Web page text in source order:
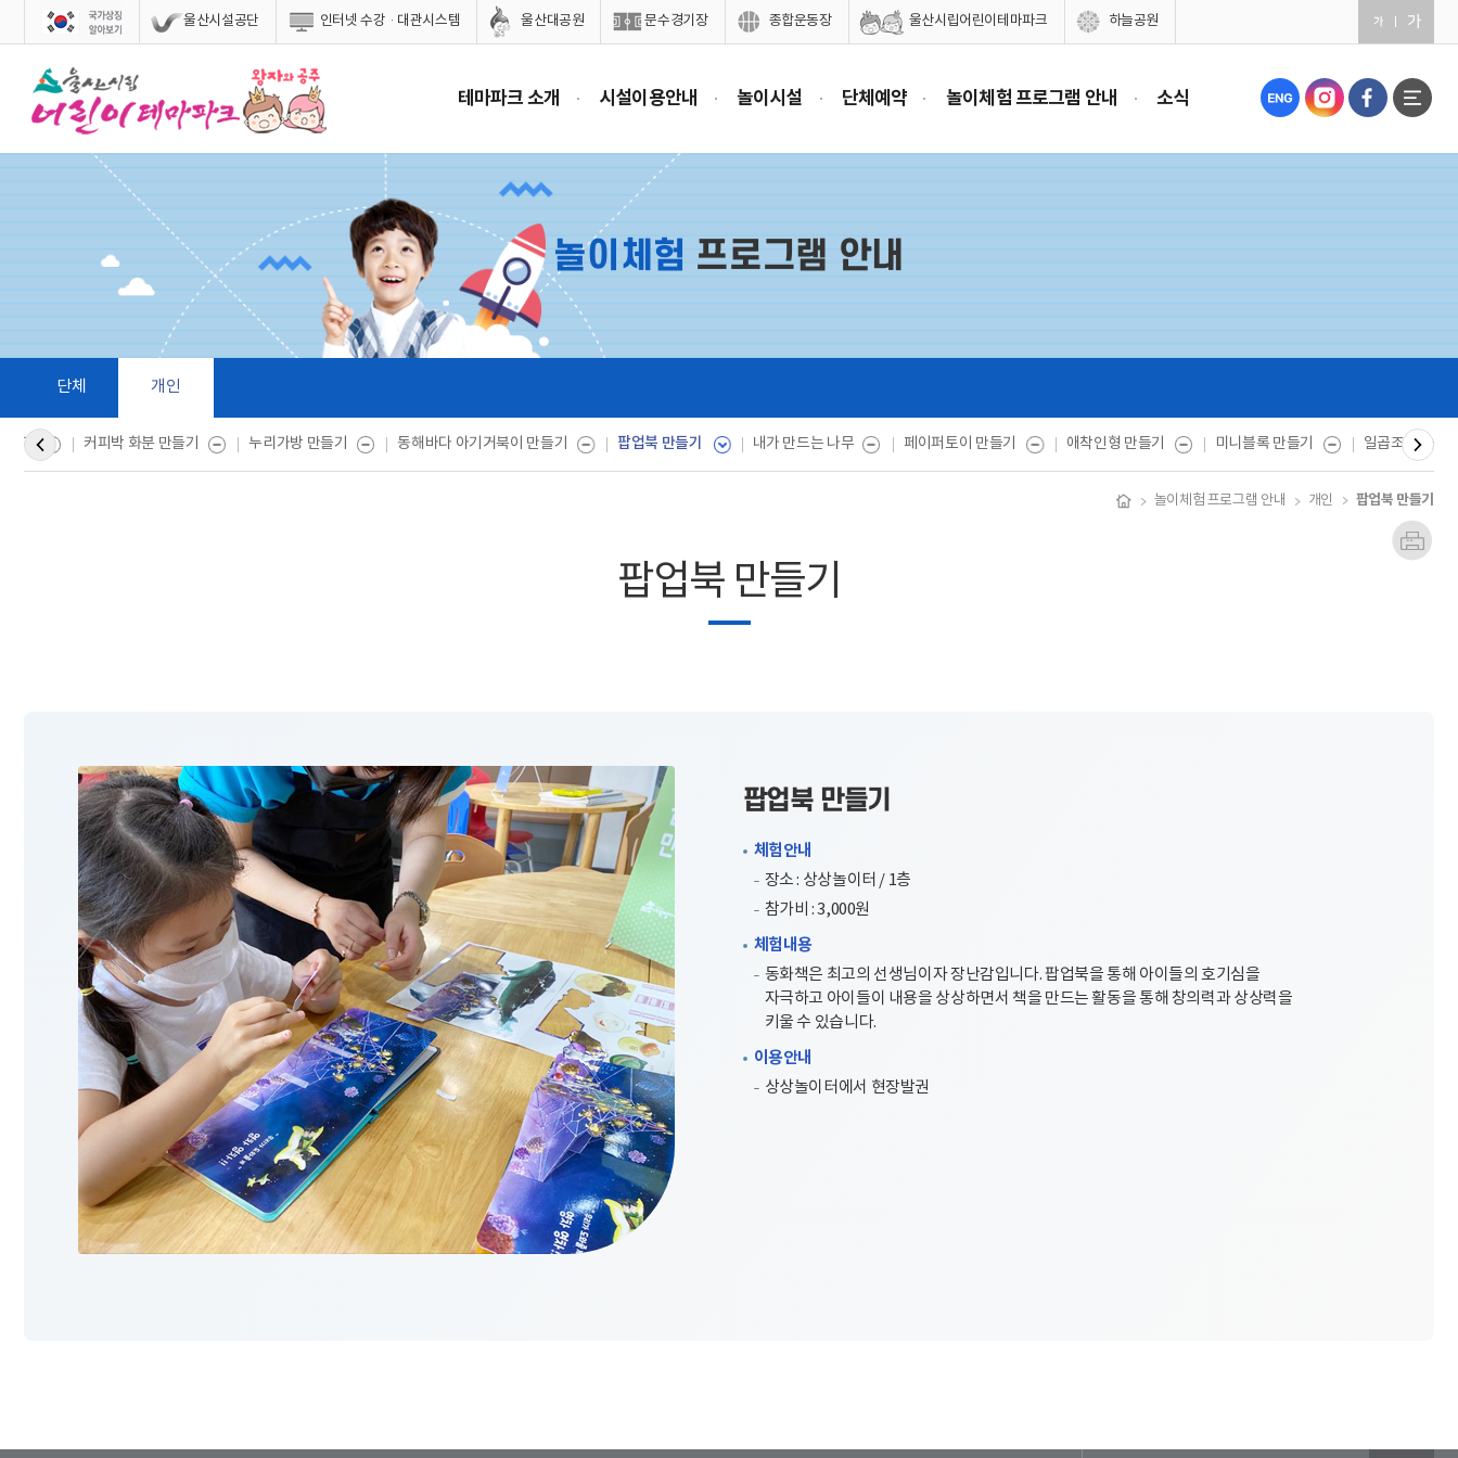
스킵네비게이션 울산시설공단 인터넷 수강·대관시스템 울산대공원 문수경기장 종합운동장 울산시립어린이테마파크 하늘공원
테마파크 소개 시설이용안내 놀이시설 단체예약 놀이체험 프로그램 안내 소식
놀이체험 프로그램 안내
단체 개인
기 커피박 화분 만들기 누리가방 만들기 동해바다 아기거북이 만들기 팝업북 만들기 내가 만드는 나무 페이퍼토이 만들기 애착인형 만들기 미니블록 만들기 일곱조각 놀이
놀이체험 프로그램 안내 개인 팝업북 만들기
팝업북 만들기
팝업북 만들기
체험안내
장소 : 상상놀이터 / 1층
참가비 : 3,000원
체험내용
동화책은 최고의 선생님이자 장난감입니다. 팝업북을 통해 아이들의 호기심을
자극하고 아이들이 내용을 상상하면서 책을 만드는 활동을 통해 창의력과 상상력을
키울 수 있습니다.
이용안내
상상놀이터에서 현장발권